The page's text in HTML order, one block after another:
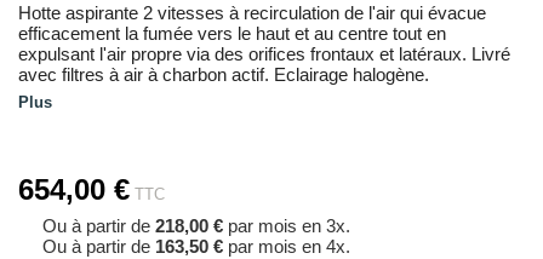
Hotte aspirante 2 vitesses à recirculation de l'air qui évacue
efficacement la fumée vers le haut et au centre tout en
expulsant l'air propre via des orifices frontaux et latéraux. Livré
avec filtres à air à charbon actif. Eclairage halogène.
Plus
654,00 € TTC
Ou à partir de 218,00 € par mois en 3x.
Ou à partir de 163,50 € par mois en 4x.